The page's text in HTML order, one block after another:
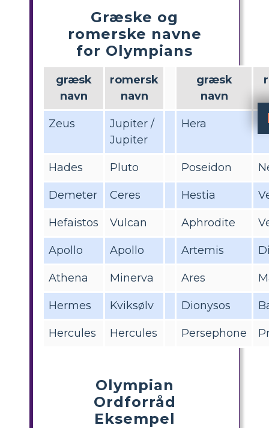
Græske og
romerske navne
for Olympians
græsk
navn
romersk
navn
græsk
navn
Zeus
Jupiter /
Jupiter
Hera
Hades Pluto Poseidon
Demeter Ceres Hestia
Hefaistos Vulcan Aphrodite
Apollo Apollo Artemis
Athena Minerva Ares
Hermes Kviksølv Dionysos
Hercules Hercules Persephone
Olympian
Ordforråd
Eksempel